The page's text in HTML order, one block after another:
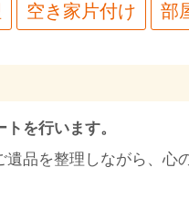
空き家片付け 部
を行います。
品を整理しながら、心